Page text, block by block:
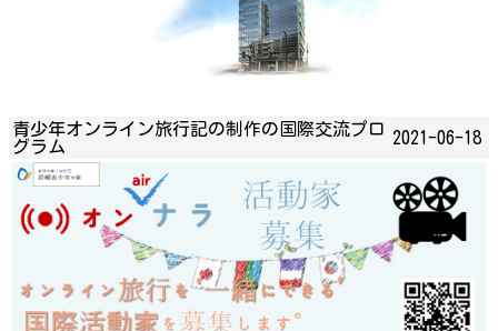
青少年オンライン旅行記の制作の国際交流プロ
グラム
2021-06-18